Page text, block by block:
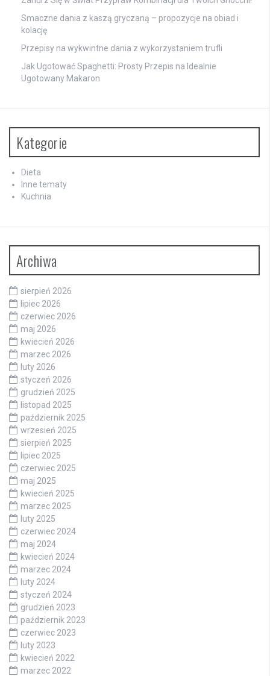
Smaczne dania z kaszą gryczaną – propozycje na obiad i
kolację
Przepisy na wykwintne dania z wykorzystaniem trufli
Jak Ugotować Spaghetti: Prosty Przepis na Idealnie
Ugotowany Makaron
Kategorie
Dieta
Inne tematy
Kuchnia
Archiwa
sierpień 2026
lipiec 2026
czerwiec 2026
maj 2026
kwiecień 2026
marzec 2026
luty 2026
styczeń 2026
grudzień 2025
listopad 2025
październik 2025
wrzesień 2025
sierpień 2025
lipiec 2025
czerwiec 2025
maj 2025
kwiecień 2025
marzec 2025
luty 2025
czerwiec 2024
maj 2024
kwiecień 2024
marzec 2024
luty 2024
styczeń 2024
grudzień 2023
październik 2023
czerwiec 2023
luty 2023
kwiecień 2022
marzec 2022